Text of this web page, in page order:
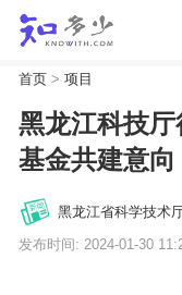
首页> 项目
黑龙江科技
基金共建意向
黑龙江省科学技术
发布时间: 2024-01-30